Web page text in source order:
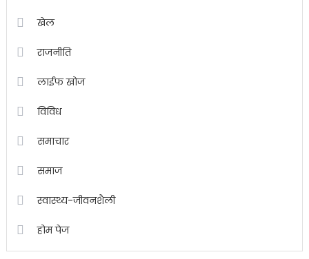
खेल
राजनीति
लाईफ खोज
विविध
समाचार
समाज
स्वास्थ्य-जीवनशैली
होम पेज